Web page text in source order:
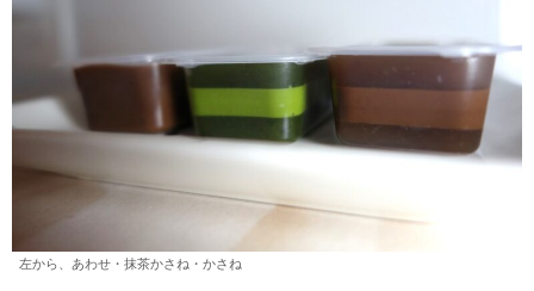
左から、あわせ・抹茶かさね・かさね